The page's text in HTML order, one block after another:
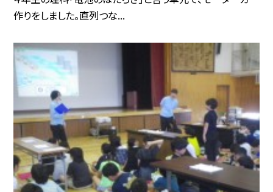
作りをしました。直列つな...